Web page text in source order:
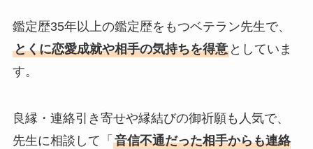
鑑定歴35年以上の鑑定歴をもつベテラン先生で、
とくに恋愛成就や相手の気持ちを得意としていま
す。
良縁・連絡引き寄せや縁結びの御祈願も人気で、
先生に相談して「 音信不通だった相手からも連絡